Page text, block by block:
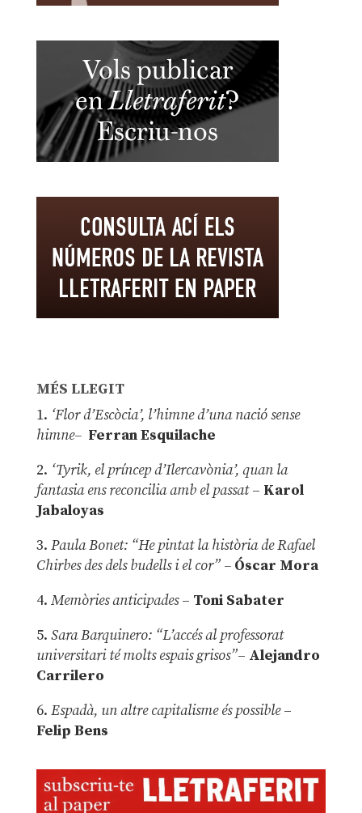
MÉS LLEGIT
1. ‘Flor d’Escòcia’, l’himne d’una nació sense
himne– Ferran Esquilache
2. ‘Tyrik, el príncep d’Ilercavònia’, quan la
fantasia ens reconcilia amb el passat– Karol
Jabaloyas
3. Paula Bonet: “He pintat la història de Rafael
Chirbes des dels budells i el cor” –Óscar Mora
4. Memòries anticipades– Toni Sabater
5. Sara Barquinero: “L’accés al professorat
universitari té molts espais grisos”– Alejandro
Carrilero
6. Espadà, un altre capitalisme és possible –
Felip Bens